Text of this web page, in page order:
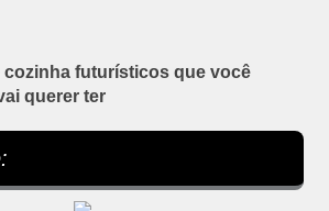
cozinha futurísticos que você
querer ter